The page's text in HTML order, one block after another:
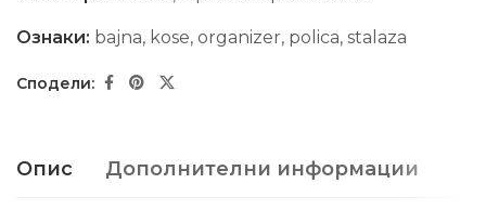
Ознаки: bajna, kose, organizer, polica, stalaza
Опис Дополнителни информации